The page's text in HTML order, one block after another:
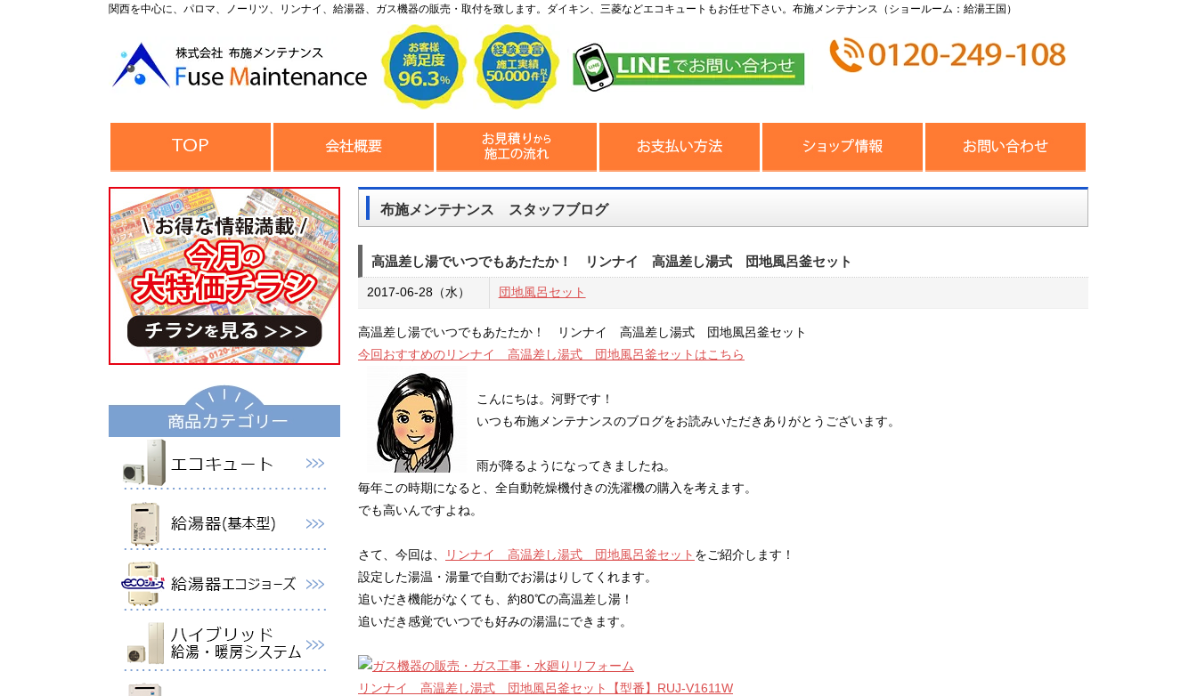
関西を中心に、パロマ、ノーリツ、リンナイ、給湯器、ガス機器の販売・取付を致します。ダイキン、三菱などエコキュートもお任せ下さい。布施メンテナンス（ショールーム：給湯王国）
布施メンテナンス スタッフブログ
高温差し湯でいつでもあたたか！ リンナイ 高温差し湯式 団地風呂釜セット
2017-06-28（水） 団地風呂セット
高温差し湯でいつでもあたたか！ リンナイ 高温差し湯式 団地風呂釜セット
今回おすすめのリンナイ 高温差し湯式 団地風呂釜セットはこちら
こんにちは。河野です！
いつも布施メンテナンスのブログをお読みいただきありがとうございます。
雨が降るようになってきましたね。
毎年この時期になると、全自動乾燥機付きの洗濯機の購入を考えます。
でも高いんですよね。
さて、今回は、 リンナイ 高温差し湯式 団地風呂釜セット をご紹介します！
設定した湯温・湯量で自動でお湯はりしてくれます。
追いだき機能がなくても、約80℃の高温差し湯！
追いだき感覚でいつでも好みの湯温にできます。
リンナイ 高温差し湯式 団地風呂釜セット【型番】RUJ-V1611W